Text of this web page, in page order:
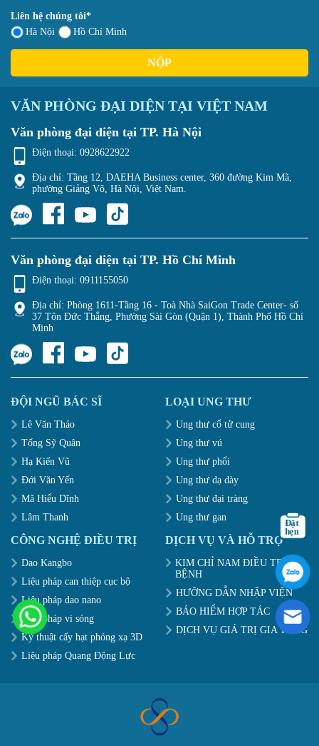
Liên hệ chúng tôi*
Hà Nội
Hồ Chí Minh
NỘP
VĂN PHÒNG ĐẠI DIỆN TẠI VIỆT NAM
Văn phòng đại diện tại TP. Hà Nội
Điện thoại: 0928622922
Địa chỉ: Tầng 12, DAEHA Business center, 360 đường Kim Mã,
phường Giảng Võ, Hà Nội, Việt Nam.
Văn phòng đại diện tại TP. Hồ Chí Minh
Điện thoại: 0911155050
Địa chỉ: Phòng 1611-Tầng 16 - Toà Nhà SaiGon Trade Center- số
37 Tôn Đức Thắng, Phường Sài Gòn (Quận 1), Thành Phố Hồ Chí
Minh
ĐỘI NGŨ BÁC SĨ
Lê Văn Thảo
Tống Sỹ Quân
Hạ Kiến Vũ
Đới Văn Yến
Mã Hiểu Dĩnh
Lâm Thanh
LOẠI UNG THƯ
Ung thư cổ tử cung
Ung thư vú
Ung thư phổi
Ung thư dạ dày
Ung thư đại tràng
Ung thư gan
CÔNG NGHỆ ĐIỀU TRỊ
Dao Kangbo
Liệu pháp can thiệp cục bộ
Liệu pháp dao nano
Liệu pháp vi sóng
Kỹ thuật cấy hạt phóng xạ 3D
Liệu pháp Quang Động Lực
DỊCH VỤ VÀ HỖ TRỢ
KIM CHỈ NAM ĐIỀU TRỊ
BỆNH
HƯỠNG DẪN NHẬP VIỆN
BẢO HIỂM HỢP TÁC
DỊCH VỤ GIÁ TRỊ GIA TĂNG